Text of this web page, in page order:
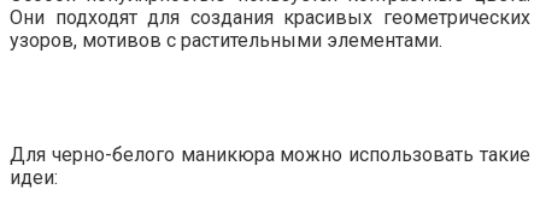
Они подходят для создания красивых геометрических
узоров, мотивов с растительными элементами.
Для черно-белого маникюра можно использовать такие
идеи: